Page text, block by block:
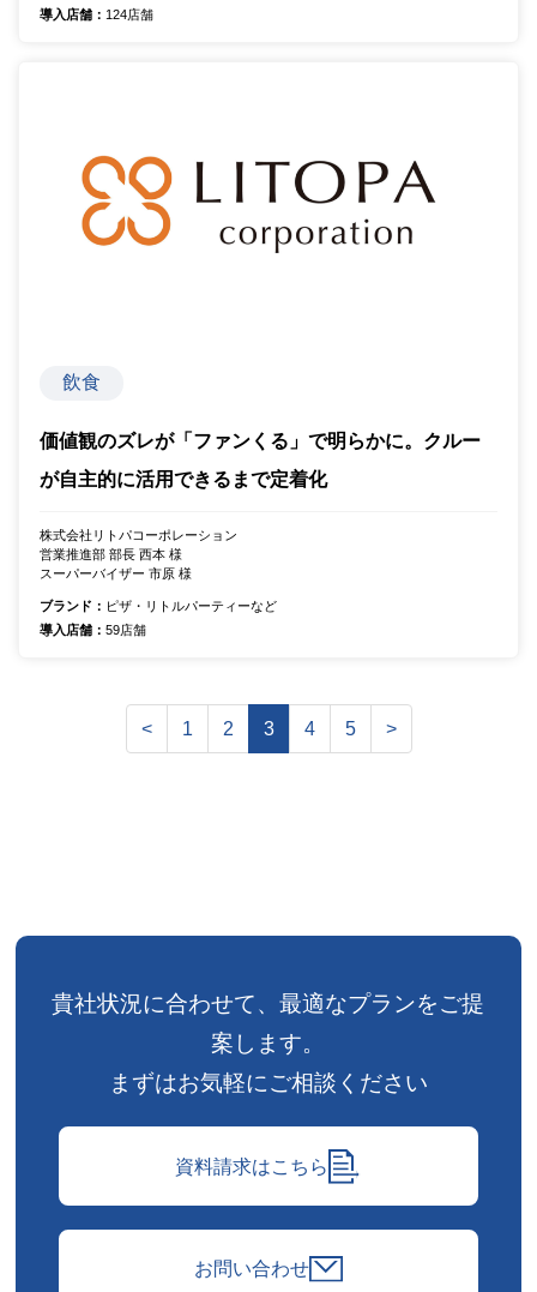
導入店舗： 124店舗
飲食
価値観のズレが「ファンくる」で明らかに。クルー
が自主的に活用できるまで定着化
株式会社リトパコーポレーション
営業推進部 部長 西本 様
スーパーバイザー 市原 様
ブランド： ピザ・リトルパーティーなど
導入店舗： 59店舗
< 1 2 3 4 5 >
貴社状況に合わせて、最適なプランをご提
案します。
まずはお気軽にご相談ください
資料請求はこちら
お問い合わせ